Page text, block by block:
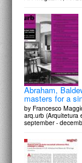
PROGETTI
PROGETTO
Abraham,
masters for a
by Francesco
arq.urb (Arquitetura
september -